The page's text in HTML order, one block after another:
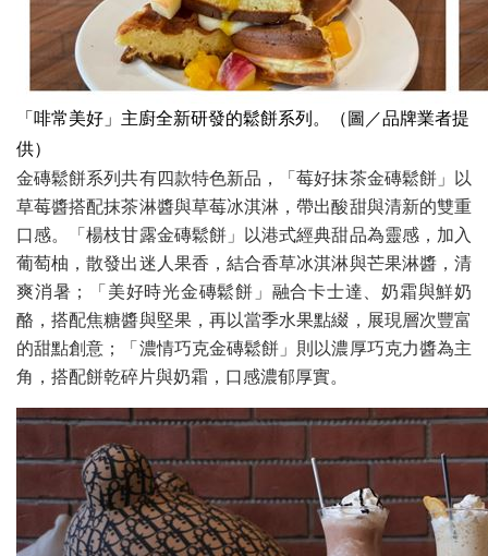
「啡常美好」主廚全新研發的鬆餅系列。（圖／品牌業者提
供）
金磚鬆餅系列共有四款特色新品，「莓好抹茶金磚鬆餅」以
草莓醬搭配抹茶淋醬與草莓冰淇淋，帶出酸甜與清新的雙重
口感。「楊枝甘露金磚鬆餅」以港式經典甜品為靈感，加入
葡萄柚，散發出迷人果香，結合香草冰淇淋與芒果淋醬，清
爽消暑；「美好時光金磚鬆餅」融合卡士達、奶霜與鮮奶
酪，搭配焦糖醬與堅果，再以當季水果點綴，展現層次豐富
的甜點創意；「濃情巧克金磚鬆餅」則以濃厚巧克力醬為主
角，搭配餅乾碎片與奶霜，口感濃郁厚實。